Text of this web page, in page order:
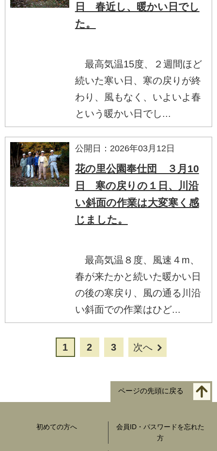
日 春近し、暖かい日でし
た。
最高気温15度、２週間ほど
続いた寒い日、寒の戻りが終
わり、風もなく、いよいよ春
という暖かい日でし...
公開日：2026年03月12日
花の里公園奉仕団 ３月10
日 寒の戻りの１日、川沿
い斜面の作業は大変寒く感
じました。
最高気温８度、風速４m、
春が来たかと続いた暖かい日
の後の寒戻り、風の通る川沿
い斜面での作業はひど...
1 2 3 次へ
ページの先頭に戻る
初めての方へ
会員ID・パスワードを忘れた
方